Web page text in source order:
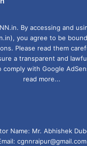
By accessing and
you agree to be
Please read them
a transparent and
comply with Google
read more...
Name: Mr. Abhishek
cgnnraipur@gmail.com